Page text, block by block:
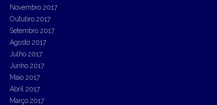
Novembro 2017
Outubro 2017
Setembro 2017
Agosto 2017
Julho 2017
Junho 2017
Maio 2017
Abril 2017
Março 2017